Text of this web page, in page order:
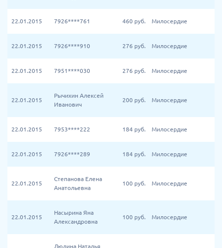
22.01.2015 7926****761 460 руб. Милосердие
22.01.2015 7926****910 276 руб. Милосердие
22.01.2015 7951****030 276 руб. Милосердие
22.01.2015
Рычихин Алексей
Иванович
200 руб. Милосердие
22.01.2015 7953****222 184 руб. Милосердие
22.01.2015 7926****289 184 руб. Милосердие
22.01.2015
Степанова Елена
Анатольевна
100 руб. Милосердие
22.01.2015
Насырина Яна
Александровна
100 руб. Милосердие
Люлина Наталья